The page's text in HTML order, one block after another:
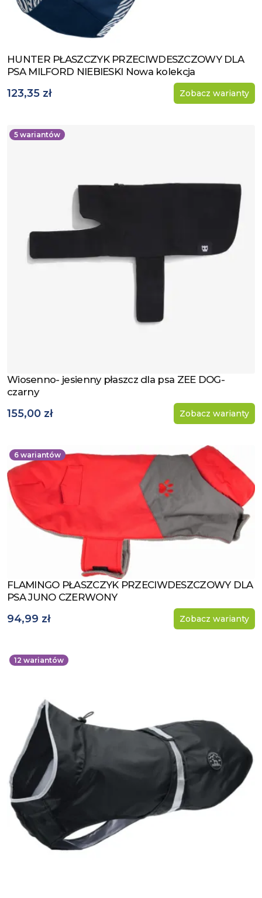
Zobacz produkt
HUNTER PŁASZCZYK PRZECIWDESZCZOWY DLA
PSA MILFORD NIEBIESKI Nowa kolekcja
123,35 zł Zobacz warianty
5 wariantów
Zobacz produkt
Wiosenno- jesienny płaszcz dla psa ZEE DOG-
czarny
155,00 zł Zobacz warianty
6 wariantów
Zobacz produkt
FLAMINGO PŁASZCZYK PRZECIWDESZCZOWY DLA
PSA JUNO CZERWONY
94,99 zł Zobacz warianty
12 wariantów